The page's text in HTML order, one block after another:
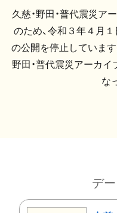
久慈・野田・普代震災ア
のため、令和３年４月
の公開を停止しています
野田・普代震災アーカ
な
デ